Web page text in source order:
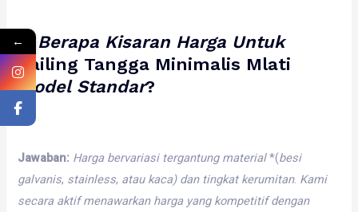
2.Berapa Kisaran Harga Untuk
Railing Tangga Minimalis Mlati
Model Standar?
Jawaban: Harga bervariasi tergantung material*(besi
galvanis, stainless, atau kaca) dan tingkat kerumitan. Kami
secara aktif menawarkan harga yang kompetitif dengan
←